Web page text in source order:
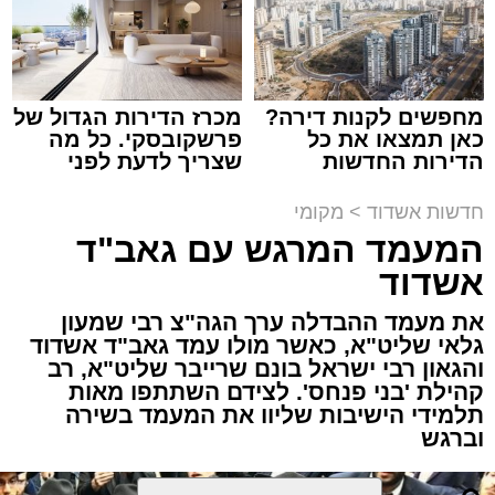
הכבישים פתוחים באשדוד
מערכת האתר / 13:52 10.08.26
תגים:אשדוד , חסימות תנועה
לקראת קיום פסטיבל "חלון לים התיכון" שיתקיים
לידו, משטרת אשדוד ועיריית אשדוד נערכות
בהיערכות מיוחדת ותיפעול צירי התנועה באזור.
בשל האירוע הצפוי, יחולו שינויים והגבלות תנועה
באזור חוף לידו, הטיילת וסביבת מתחם
הפסטיבל.
מחפשים לקנות דירה?
כאן תמצאו את כל
הדירות החדשות
מכרז הדירות הגדול של
פרשקובסקי. כל מה
שצריך לדעת לפני
חדשות אשדוד > מקומי
המעמד המרגש עם גאב"ד
אשדוד
את מעמד ההבדלה ערך הגה"צ רבי שמעון
גלאי שליט"א, כאשר מולו עמד גאב"ד אשדוד
והגאון רבי ישראל בונם שרייבר שליט"א, רב
קהילת 'בני פנחס'. לצידם השתתפו מאות
תלמידי הישיבות שליוו את המעמד בשירה
וברגש